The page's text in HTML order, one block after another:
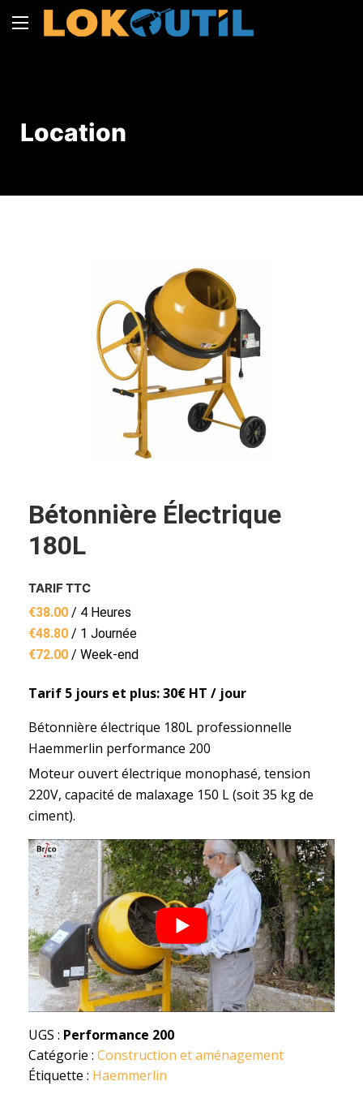
Location
Bétonnière Électrique
180L
TARIF TTC
€38.00 / 4 Heures
€48.80 / 1 Journée
€72.00 / Week-end
Tarif 5 jours et plus: 30€ HT / jour
Bétonnière électrique 180L professionnelle
Haemmerlin performance 200
Moteur ouvert électrique monophasé, tension
220V, capacité de malaxage 150 L (soit 35 kg de
ciment).
UGS : Performance 200
Catégorie : Construction et aménagement
Étiquette : Haemmerlin